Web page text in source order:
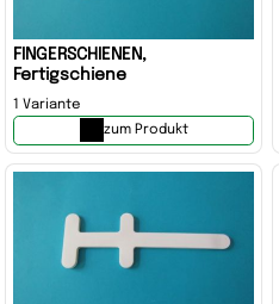
FINGERSCHIENEN,
Fertigschiene
1 Variante
zum Produkt